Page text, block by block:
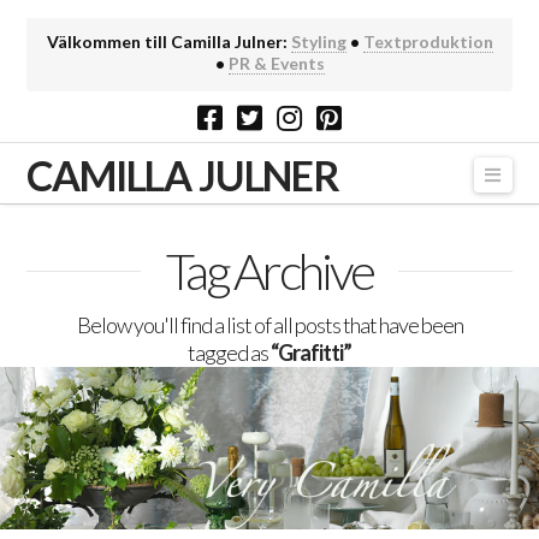
Välkommen till Camilla Julner: Styling• Textproduktion
• PR & Events
CAMILLA JULNER
Tag Archive
Below you'll find a list of all posts that have been
tagged as“Grafitti”